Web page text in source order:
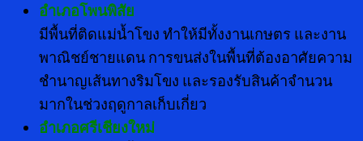
อำเภอโพนพิสัย
มีพื้นที่ติดแม่น้ำโขง ทำให้มีทั้งงานเกษตร และงาน
พาณิชย์ชายแดน การขนส่งในพื้นที่ต้องอาศัยความ
ชำนาญเส้นทางริมโขง และรองรับสินค้าจำนวน
มากในช่วงฤดูกาลเก็บเกี่ยว
อำเภอศรีเชียงใหม่